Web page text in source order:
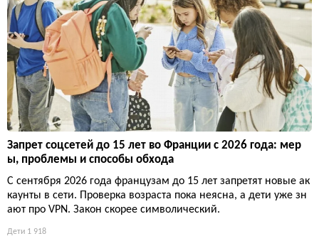
Запрет соцсетей до 15 лет во Франции с 2026 года: мер
ы, проблемы и способы обхода
С сентября 2026 года французам до 15 лет запретят новые ак
каунты в сети. Проверка возраста пока неясна, а дети уже зн
ают про VPN. Закон скорее символический.
Дети 1 918